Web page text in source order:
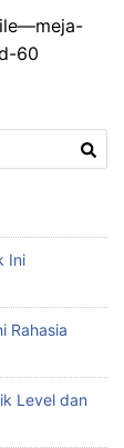
60
Ini
Rahasia
Level dan